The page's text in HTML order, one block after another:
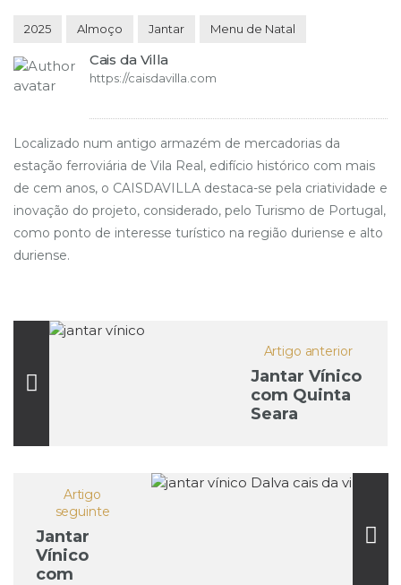
2025 Almoço Jantar Menu de Natal
Cais da Villa
https://caisdavilla.com
Localizado num antigo armazém de mercadorias da
estação ferroviária de Vila Real, edifício histórico com mais
de cem anos, o CAISDAVILLA destaca-se pela criatividade e
inovação do projeto, considerado, pelo Turismo de Portugal,
como ponto de interesse turístico na região duriense e alto
duriense.
Artigo anterior
Jantar Vínico
com Quinta
Seara
sofisticação
Artigo
seguinte
Jantar
Vínico
com